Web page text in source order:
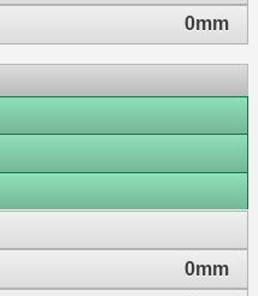
0mm
0mm